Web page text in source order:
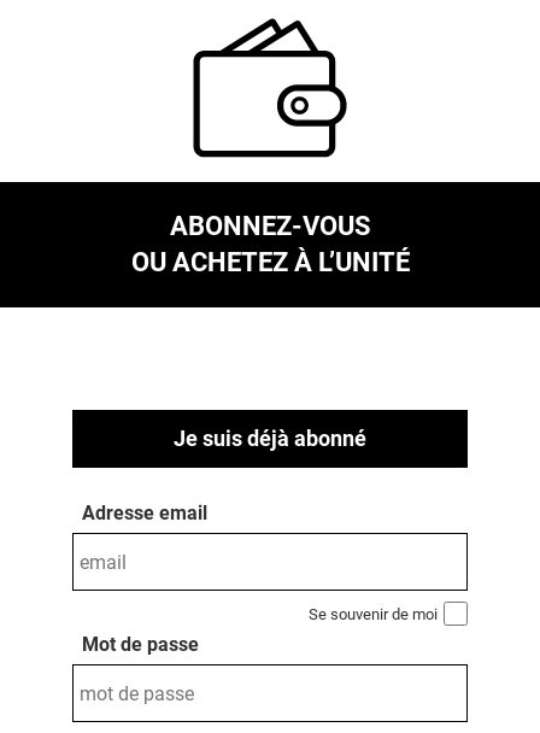
ABONNEZ-VOUS
OU ACHETEZ À L’UNITÉ
Je suis déjà abonné
Adresse email
Se souvenir de moi
Mot de passe